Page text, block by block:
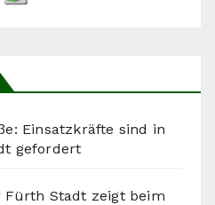
Einsatzkräfte sind in
gefordert
Fürth Stadt zeigt beim